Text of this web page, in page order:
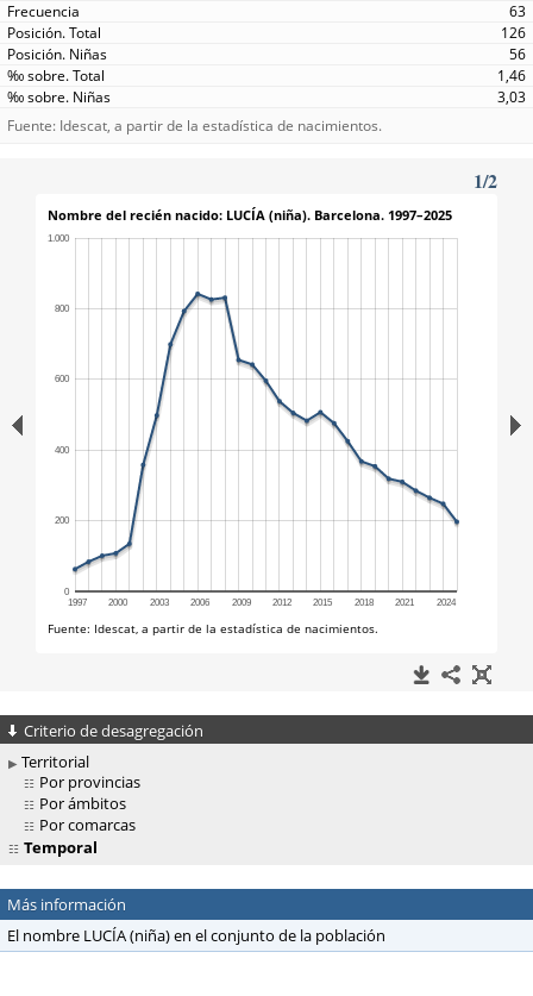
63
126
56
1,46
3,03
Fuente: Idescat, a partir de la estadística de nacimientos.
Criterio de desagregación
Territorial
Por provincias
Por ámbitos
Por comarcas
Temporal
Más información
El nombre LUCÍA (niña) en el conjunto de la población